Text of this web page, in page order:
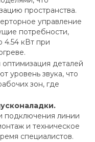
пространства.
управление
потребности,
4.54 кВт при
оптимизация деталей
уровень звука, что
зон, где
подключения линии
и техническое
специалистов.